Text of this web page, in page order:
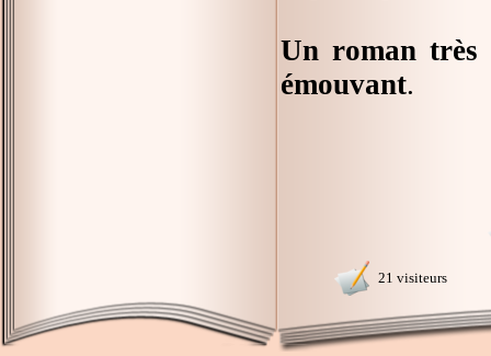
Un roman
émouvant.
21 visiteurs